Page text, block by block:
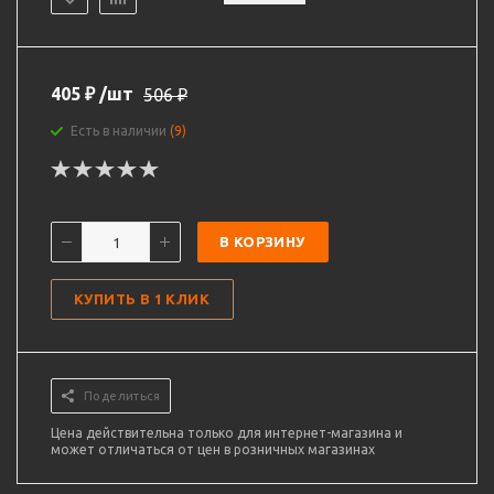
405 ₽ /шт 506₽
Есть в наличии (9)
В КОРЗИНУ
КУПИТЬ В 1 КЛИК
Поделиться
Цена действительна только для интернет-магазина и
может отличаться от цен в розничных магазинах